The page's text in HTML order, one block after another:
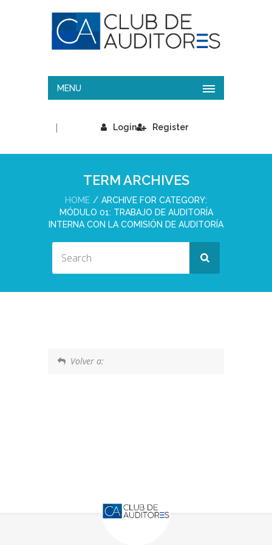
MENU
Login
| Register
TERM ARCHIVES
HOME
ARCHIVE FOR CATEGORY:
MÓDULO 01: TRABAJO DE AUDITORÍA
INTERNA CON LA COMISIÓN DE AUDITORÍA
Volver a: